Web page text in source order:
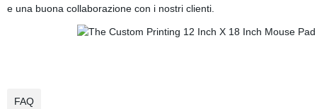
e una buona collaborazione con i nostri clienti.
FAQ